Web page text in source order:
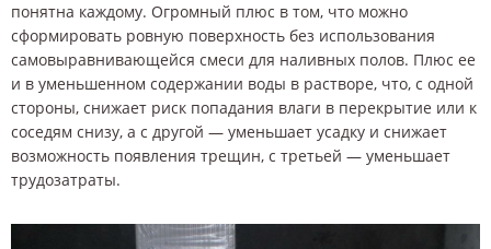
понятна каждому. Огромный плюс в том, что можно
сформировать ровную поверхность без использования
самовыравнивающейся смеси для наливных полов. Плюс ее
и в уменьшенном содержании воды в растворе, что, с одной
стороны, снижает риск попадания влаги в перекрытие или к
соседям снизу, а с другой — уменьшает усадку и снижает
возможность появления трещин, с третьей — уменьшает
трудозатраты.